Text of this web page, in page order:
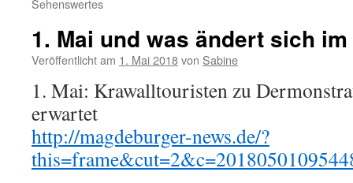
Sehenswertes
1. Mai und was ändert sich im
Veröffentlicht am 1. Mai 2018von Sabine
1. Mai: Krawalltouristen zu
erwartet
http://magdeburger-news.de/?